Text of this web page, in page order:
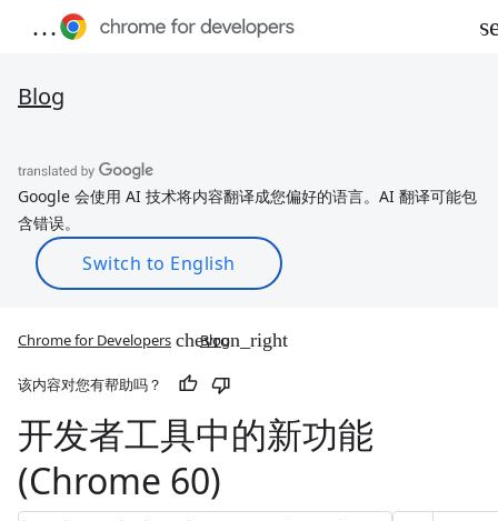
Blog
Google 会使用 AI 技术将内容翻译成您偏好的语言。AI 翻译可能包
含错误。
Chrome for Developers Blog
该内容对您有帮助吗？
开发者工具中的新功能
(Chrome 60)